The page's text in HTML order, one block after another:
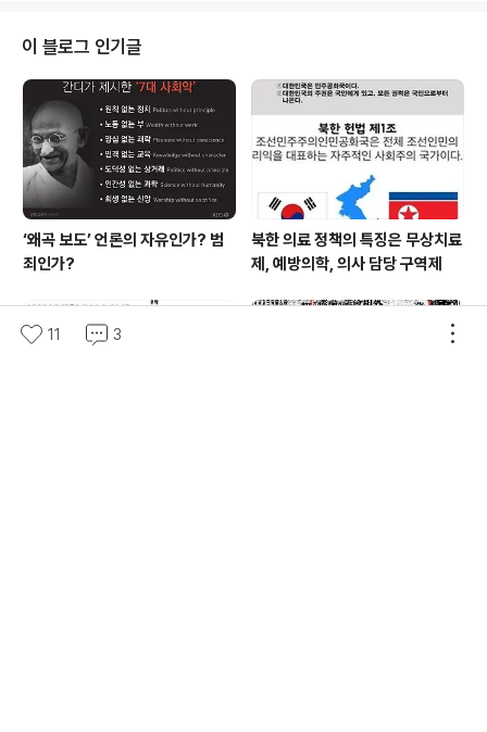
년 2월이니까 벌써 10년이 다 됐다. 교무부장이 내게 찾아
와 “선생님은 정년퇴임시 옥조근정훈장 대상이니 공적조
서를 써 주세요?”라고 했다. 나는 퇴임할 때 훈장을 준다는
말은 들었지만 본인이 공적조서를 써야 한다는 말에 이해
할 수 없어 “공적조서를 본인이 써야 합니까? 저는 훈장을
안 받을 건데, 안 써도 되지요?..
이 블로그 인기글
‘왜곡 보도’ 언론의 자유인가? 범
죄인가?
북한 의료 정책의 특징은 무상치료
제, 예방의학, 의사 담당 구역제
11 3